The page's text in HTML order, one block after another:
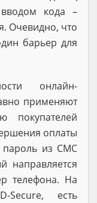
кода –
Очевидно, что
барьер для
онлайн-
применяют
покупателей
оплаты
пароль из СМС
направляется
телефона. На
Secure, есть